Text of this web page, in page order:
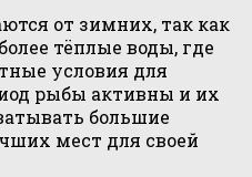
от зимних, так как
тёплые воды, где
условия для
рыбы активны и их
большие
мест для своей